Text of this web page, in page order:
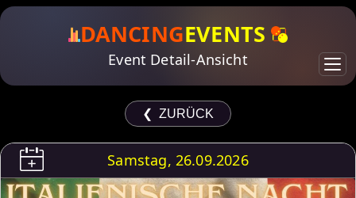
DANCINGEVENTS
Event Detail-Ansicht
❮ ZURÜCK
Samstag, 26.09.2026